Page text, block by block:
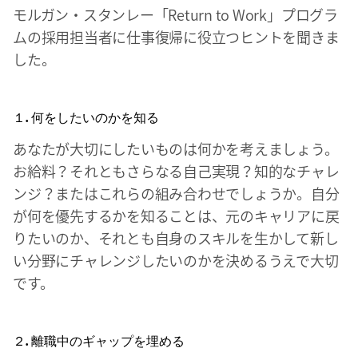
モルガン・スタンレー「Return to Work」プログラ
ムの採用担当者に仕事復帰に役立つヒントを聞きま
した。
１. 何をしたいのかを知る
あなたが大切にしたいものは何かを考えましょう。
お給料？それともさらなる自己実現？知的なチャレ
ンジ？またはこれらの組み合わせでしょうか。自分
が何を優先するかを知ることは、元のキャリアに戻
りたいのか、それとも自身のスキルを生かして新し
い分野にチャレンジしたいのかを決めるうえで大切
です。
２. 離職中のギャップを埋める